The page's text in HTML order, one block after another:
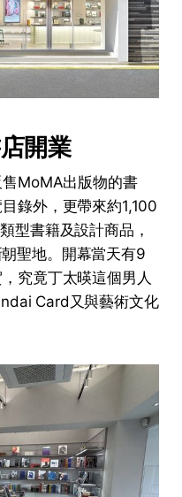
開業
MoMA出版物的書
錄外，更帶來約1,100
型書籍及設計商品，
聖地。開幕當天有9
究竟丁太暎這個男人
Card又與藝術文化